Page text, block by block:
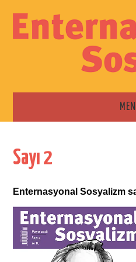
ESKI SAYILAR
İLETIŞIM
Sayı 2
Enternasyonal Sosyalizm